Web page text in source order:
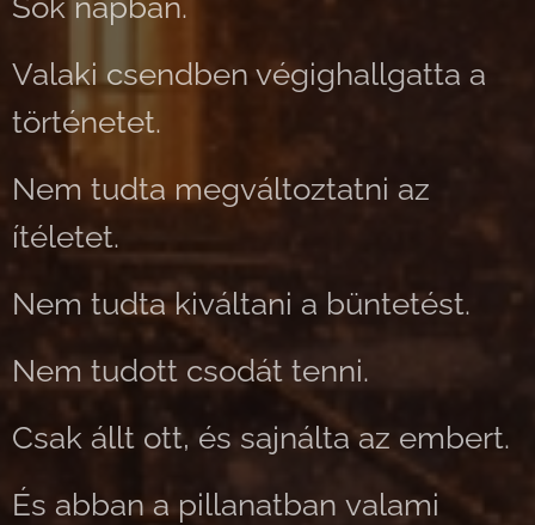
Sok napban.
Valaki csendben végighallgatta a
történetet.
Nem tudta megváltoztatni az
ítéletet.
Nem tudta kiváltani a büntetést.
Nem tudott csodát tenni.
Csak állt ott, és sajnálta az embert.
És abban a pillanatban valami